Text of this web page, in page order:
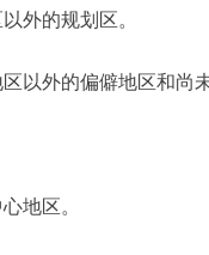
的规划区。
外的偏僻地区和尚
地区。